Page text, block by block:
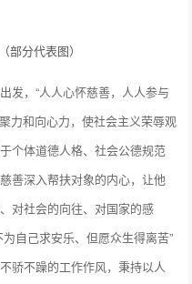
部分代表图）
发，“人人心怀慈善，人人参与
力和向心力，使社会主义荣辱观
个体道德人格、社会公德规范
善深入帮扶对象的内心，让他
对社会的向往、对国家的感
自己求安乐、但愿众生得离苦”
骄不躁的工作作风，秉持以人